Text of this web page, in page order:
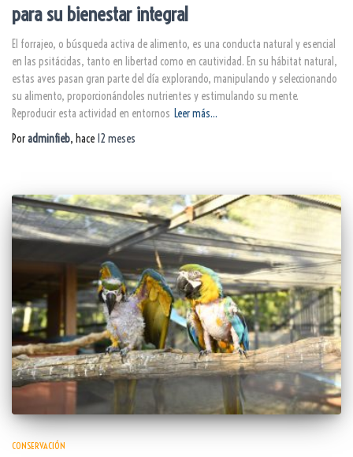
para su bienestar integral
El forrajeo, o búsqueda activa de alimento, es una conducta natural y esencial
en las psitácidas, tanto en libertad como en cautividad. En su hábitat natural,
estas aves pasan gran parte del día explorando, manipulando y seleccionando
su alimento, proporcionándoles nutrientes y estimulando su mente.
Reproducir esta actividad en entornos Leer más…
Poradminfieb, hace 12 meses
CONSERVACIÓN